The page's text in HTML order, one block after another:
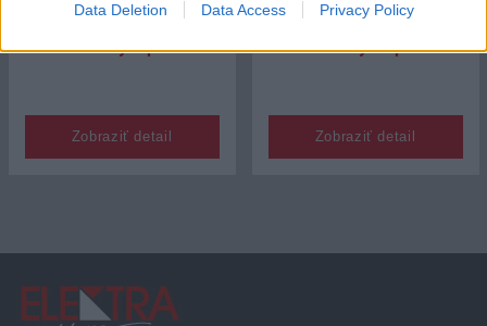
Data Deletion Data Access Privacy Policy
Hliníkový T-profil
Zobraziť detail
Hliníkový U- profil
Zobraziť detail